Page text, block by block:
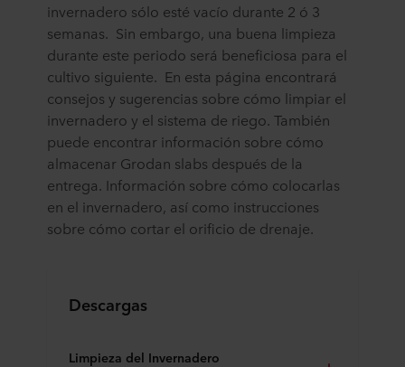
invernadero sólo esté vacío durante 2 ó 3
semanas. Sin embargo, una buena limpieza
durante este periodo será beneficiosa para el
cultivo siguiente. En esta página encontrará
consejos y sugerencias sobre cómo limpiar el
invernadero y el sistema de riego. También
puede encontrar información sobre cómo
almacenar Grodan slabs después de la
entrega. Información sobre cómo colocarlas
en el invernadero, así como instrucciones
sobre cómo cortar el orificio de drenaje.
Descargas
Limpieza del Invernadero